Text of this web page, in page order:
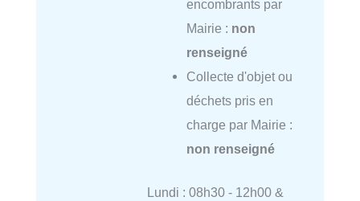
encombrants par
Mairie : non
renseigné
Collecte d'objet ou
déchets pris en
charge par Mairie :
non renseigné
Lundi : 08h30 - 12h00 &